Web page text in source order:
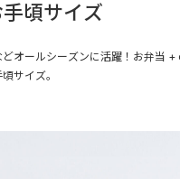
頃サイズ
オールシーズンに活躍！お弁当 +
サイズ。